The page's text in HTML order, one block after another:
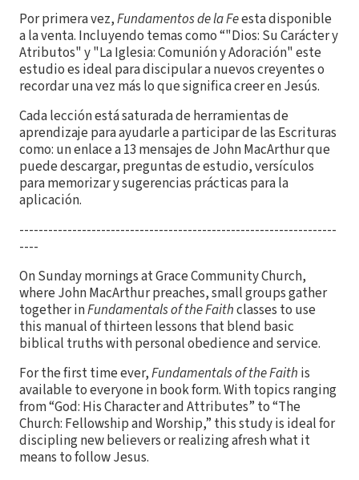
Por primera vez,Fundamentos de la Feesta disponible
a la venta. Incluyendo temas como “"Dios: Su Carácter y
Atributos" y "La Iglesia: Comunión y Adoración" este
estudio es ideal para discipular a nuevos creyentes o
recordar una vez más lo que significa creer en Jesús.
Cada lección está saturada de herramientas de
aprendizaje para ayudarle a participar de las Escrituras
como: un enlace a 13 mensajes de John MacArthur que
puede descargar, preguntas de estudio, versículos
para memorizar y sugerencias prácticas para la
aplicación.
------------------------------------------------------------------
----
On Sunday mornings at Grace Community Church,
where John MacArthur preaches, small groups gather
together inFundamentals of the Faithclasses to use
this manual of thirteen lessons that blend basic
biblical truths with personal obedience and service.
For the first time ever,Fundamentals of the Faith is
available to everyone in book form. With topics ranging
from “God: His Character and Attributes” to “The
Church: Fellowship and Worship,” this study is ideal for
discipling new believers or realizing afresh what it
means to follow Jesus.